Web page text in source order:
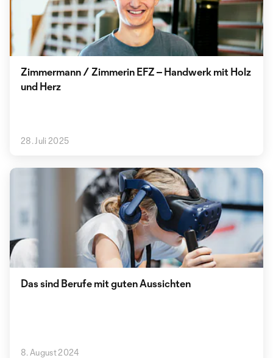
Zimmermann / Zimmerin EFZ – Handwerk mit Holz
und Herz
28. Juli 2025
Das sind Berufe mit guten Aussichten
8. August 2024